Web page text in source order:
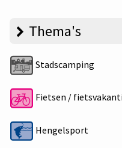
Thema's
Stadscamping
Fietsen /
Hengelsport